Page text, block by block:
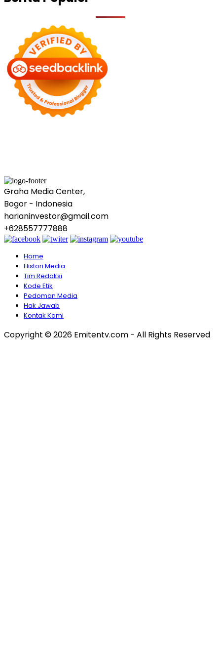
Graha Media Center,
Bogor - Indonesia
harianinvestor@gmail.com
+628557777888
Home
Histori Media
Tim Redaksi
Kode Etik
Pedoman Media
Hak Jawab
Kontak Kami
Copyright © 2026 Emitentv.com - All Rights Reserved